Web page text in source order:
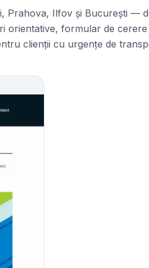
Prahova, Ilfov și București —
orientative, formular de
clienții cu urgențe de